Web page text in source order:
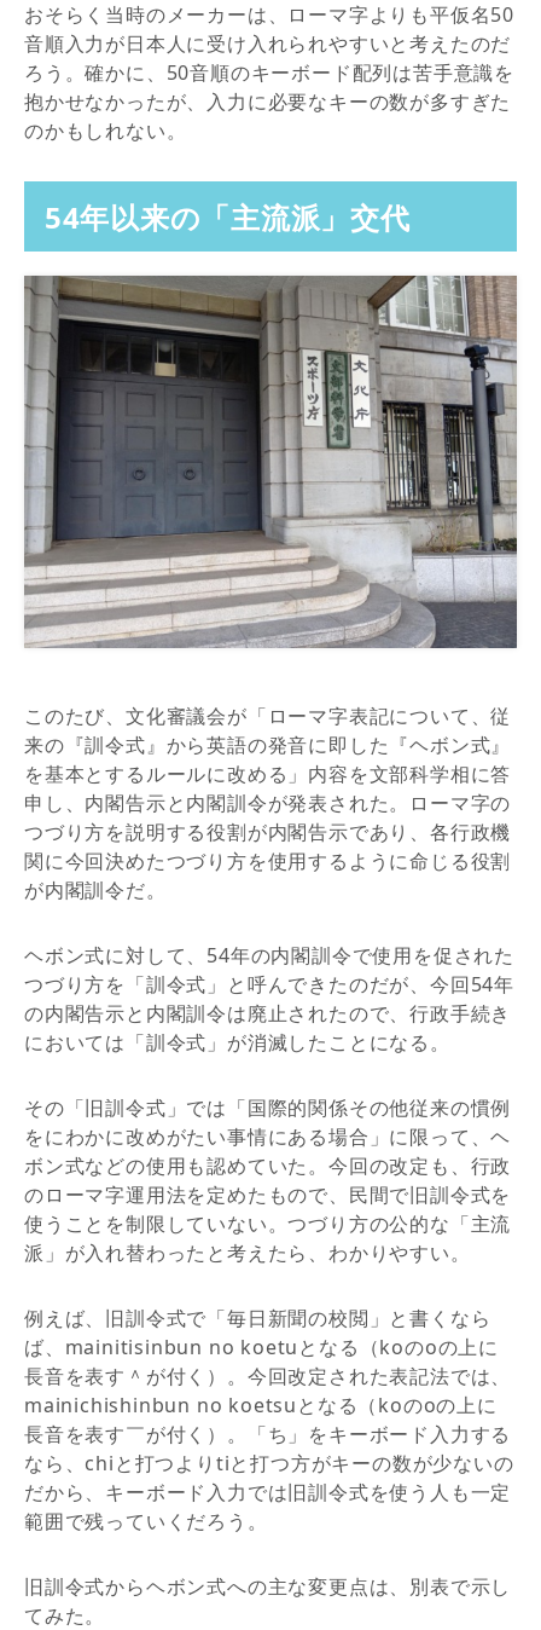
おそらく当時のメーカーは、ローマ字よりも平仮名50
音順入力が日本人に受け入れられやすいと考えたのだ
ろう。確かに、50音順のキーボード配列は苦手意識を
抱かせなかったが、入力に必要なキーの数が多すぎた
のかもしれない。
54年以来の「主流派」交代
このたび、文化審議会が「ローマ字表記について、従
来の『訓令式』から英語の発音に即した『ヘボン式』
を基本とするルールに改める」内容を文部科学相に答
申し、内閣告示と内閣訓令が発表された。ローマ字の
つづり方を説明する役割が内閣告示であり、各行政機
関に今回決めたつづり方を使用するように命じる役割
が内閣訓令だ。
ヘボン式に対して、54年の内閣訓令で使用を促された
つづり方を「訓令式」と呼んできたのだが、今回54年
の内閣告示と内閣訓令は廃止されたので、行政手続き
においては「訓令式」が消滅したことになる。
その「旧訓令式」では「国際的関係その他従来の慣例
をにわかに改めがたい事情にある場合」に限って、ヘ
ボン式などの使用も認めていた。今回の改定も、行政
のローマ字運用法を定めたもので、民間で旧訓令式を
使うことを制限していない。つづり方の公的な「主流
派」が入れ替わったと考えたら、わかりやすい。
例えば、旧訓令式で「毎日新聞の校閲」と書くなら
ば、mainitisinbun no koetuとなる（koのoの上に
長音を表す＾が付く）。今回改定された表記法では、
mainichishinbun no koetsuとなる（koのoの上に
長音を表す￣が付く）。「ち」をキーボード入力する
なら、chiと打つよりtiと打つ方がキーの数が少ないの
だから、キーボード入力では旧訓令式を使う人も一定
範囲で残っていくだろう。
旧訓令式からヘボン式への主な変更点は、別表で示し
てみた。